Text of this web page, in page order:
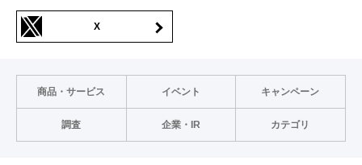
X
商品・サービス イベント キャンペーン
調査 企業・IR カテゴリ